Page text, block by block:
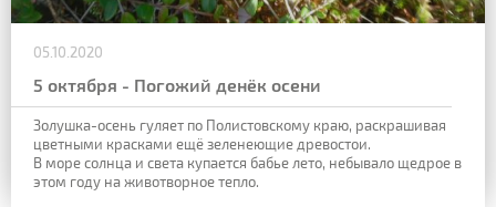
05.10.2020
5 октября - Погожий денёк осени
Золушка-осень гуляет по Полистовскому краю, раскрашивая
цветными красками ещё зеленеющие древостои.
В море солнца и света купается бабье лето, небывало щедрое в
этом году на животворное тепло.